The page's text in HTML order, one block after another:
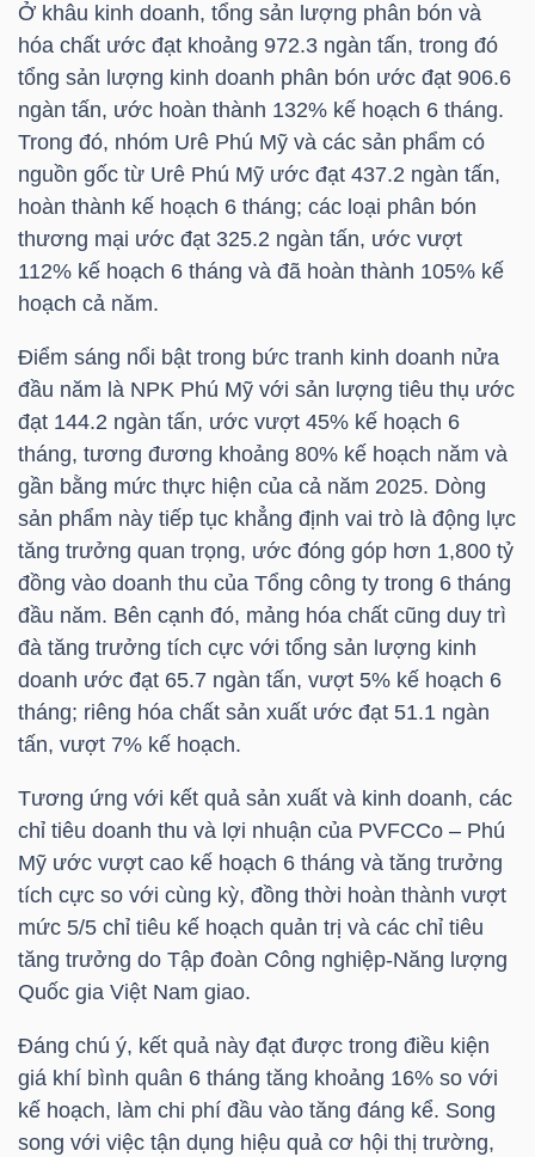
Ở khâu kinh doanh, tổng sản lượng phân bón và
hóa chất ước đạt khoảng 972.3 ngàn tấn, trong đó
tổng sản lượng kinh doanh phân bón ước đạt 906.6
ngàn tấn, ước hoàn thành 132% kế hoạch 6 tháng.
Trong đó, nhóm Urê Phú Mỹ và các sản phẩm có
nguồn gốc từ Urê Phú Mỹ ước đạt 437.2 ngàn tấn,
hoàn thành kế hoạch 6 tháng; các loại phân bón
thương mại ước đạt 325.2 ngàn tấn, ước vượt
112% kế hoạch 6 tháng và đã hoàn thành 105% kế
hoạch cả năm.
Điểm sáng nổi bật trong bức tranh kinh doanh nửa
đầu năm là NPK Phú Mỹ với sản lượng tiêu thụ ước
đạt 144.2 ngàn tấn, ước vượt 45% kế hoạch 6
tháng, tương đương khoảng 80% kế hoạch năm và
gần bằng mức thực hiện của cả năm 2025. Dòng
sản phẩm này tiếp tục khẳng định vai trò là động lực
tăng trưởng quan trọng, ước đóng góp hơn 1,800 tỷ
đồng vào doanh thu của Tổng công ty trong 6 tháng
đầu năm. Bên cạnh đó, mảng hóa chất cũng duy trì
đà tăng trưởng tích cực với tổng sản lượng kinh
doanh ước đạt 65.7 ngàn tấn, vượt 5% kế hoạch 6
tháng; riêng hóa chất sản xuất ước đạt 51.1 ngàn
tấn, vượt 7% kế hoạch.
Tương ứng với kết quả sản xuất và kinh doanh, các
chỉ tiêu doanh thu và lợi nhuận của PVFCCo – Phú
Mỹ ước vượt cao kế hoạch 6 tháng và tăng trưởng
tích cực so với cùng kỳ, đồng thời hoàn thành vượt
mức 5/5 chỉ tiêu kế hoạch quản trị và các chỉ tiêu
tăng trưởng do Tập đoàn Công nghiệp-Năng lượng
Quốc gia Việt Nam giao.
Đáng chú ý, kết quả này đạt được trong điều kiện
giá khí bình quân 6 tháng tăng khoảng 16% so với
kế hoạch, làm chi phí đầu vào tăng đáng kể. Song
song với việc tận dụng hiệu quả cơ hội thị trường,
PHÂN
TÍCH
VIETSTOCKFINANCE
VĨ
NGÀNH
DOANH
NGHIỆP
CỔ
PHIẾU
PHÁI
SINH
TRÁI
CÔNG